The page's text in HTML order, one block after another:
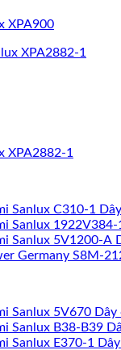
XPA900
XPA2882-1